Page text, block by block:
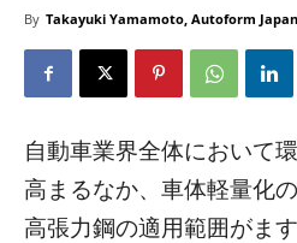
By Takayuki Yamamoto, Autoform Japan
自動車業界全体において
高まるなか、車体軽量化
高張力鋼の適用範囲がま